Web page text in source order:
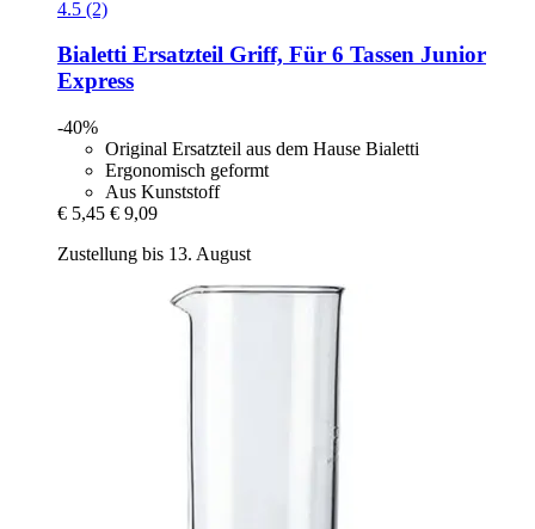
4.5 (2)
Bialetti Ersatzteil Griff, Für 6 Tassen Junior
Express
-40%
Original Ersatzteil aus dem Hause Bialetti
Ergonomisch geformt
Aus Kunststoff
€ 5,45 € 9,09
Zustellung bis 13. August